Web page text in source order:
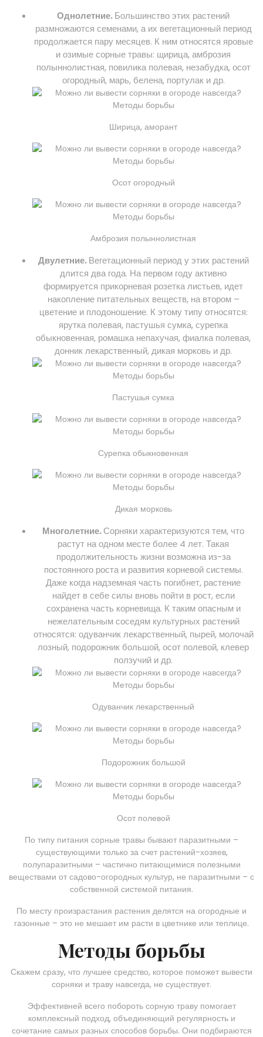
Однолетние.Большинство этих растений
размножаются семенами, а их вегетационный период
продолжается пару месяцев. К ним относятся яровые
и озимые сорные травы: щирица, амброзия
полыннолистная, повилика полевая, незабудка, осот
огородный, марь, белена, портулак и др.
Ширица, аморант
Осот огородный
Амброзия полыннолистная
Двулетние.Вегетационный период у этих растений
длится два года. На первом году активно
формируется прикорневая розетка листьев, идет
накопление питательных веществ, на втором –
цветение и плодоношение. К этому типу относятся:
ярутка полевая, пастушья сумка, сурепка
обыкновенная, ромашка непахучая, фиалка полевая,
донник лекарственный, дикая морковь и др.
Пастушья сумка
Сурепка обыкновенная
Дикая морковь
Многолетние.Сорняки характеризуются тем, что
растут на одном месте более 4 лет. Такая
продолжительность жизни возможна из-за
постоянного роста и развития корневой системы.
Даже когда надземная часть погибнет, растение
найдет в себе силы вновь пойти в рост, если
сохранена часть корневища. К таким опасным и
нежелательным соседям культурных растений
относятся: одуванчик лекарственный, пырей, молочай
лозный, подорожник большой, осот полевой, клевер
ползучий и др.
Одуванчик лекарственный
Подорожник большой
Осот полевой
По типу питания сорные травы бывают паразитными –
существующими только за счет растений-хозяев,
полупаразитными – частично питающимися полезными
веществами от садово-огородных культур, не паразитными – с
собственной системой питания.
По месту произрастания растения делятся на огородные и
газонные – это не мешает им расти в цветнике или теплице.
Методы борьбы
Скажем сразу, что лучшее средство, которое поможет вывести
сорняки и траву навсегда, не существует.
Эффективней всего побороть сорную траву помогает
комплексный подход, объединяющий регулярность и
сочетание самых разных способов борьбы. Они подбираются